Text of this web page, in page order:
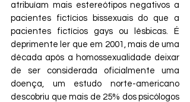
atribuíam mais estereótipos negativos a
pacientes fictícios bissexuais do que a
pacientes fictícios gays ou lésbicas. É
deprimente ler que em 2001, mais de uma
década após a homossexualidade deixar
de ser considerada oficialmente uma
doença, um estudo norte-americano
descobriu que mais de 25% dos psicólogos